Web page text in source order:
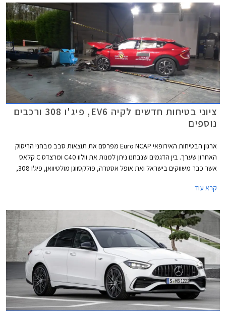
מסוימת כראשון להצטייד במנוע טורבו עם 4 צילינדרים בלבד, ולטובת תוספת
מחץ מנוע חשמלי וסוללה נטענת שהופכים אותו למרצדס AMG PHEV הראשונה.
תיכף תגלו שמדובר ביחידת הנעה מרשימה במיוחד, אבל קשה מאוד שלא
להתגעגע לדורות היוצאים.
ציוני בטיחות חדשים לקיה EV6, פיג'ו 308 ורכבים
נוספים
ארגון הבטיחות האירופאי Euro NCAP מפרסם את תוצאות סבב מבחני הריסוק
האחרון שערך. בין הדגמים שנבחנו ניתן למנות את וולוו C40 ומרצדס C קלאס
אשר כבר משווקים בישראל ואת אופל אסטרה, פולקסווגן מולטיוואן, פיג'ו 308,
קרא עוד